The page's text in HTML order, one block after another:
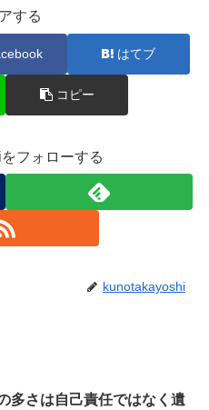
する
はてブ
コピー
フォローする
kunotakayoshi
多さは自己責任ではなく遺